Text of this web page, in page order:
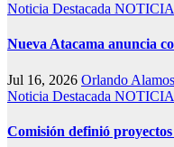
Noticia Destacada
Nueva Atacama anuncia
Jul 16, 2026 Orlando
Noticia Destacada
Comisión definió